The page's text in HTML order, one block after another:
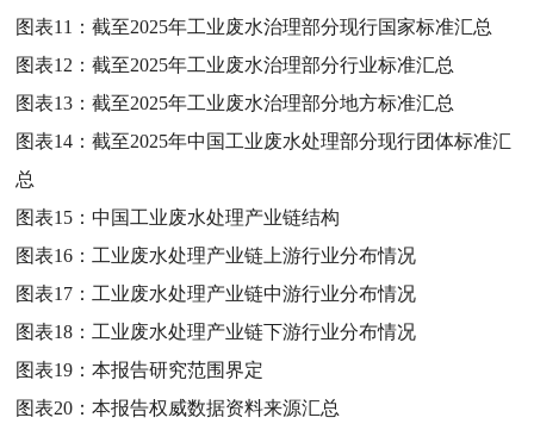
图表11：截至2025年工业废水治理部分现行国家标准汇总
图表12：截至2025年工业废水治理部分行业标准汇总
图表13：截至2025年工业废水治理部分地方标准汇总
图表14：截至2025年中国工业废水处理部分现行团体标准汇
总
图表15：中国工业废水处理产业链结构
图表16： 工业废水处理产业链上游行业分布情况
图表17： 工业废水处理产业链中游行业分布情况
图表18： 工业废水处理产业链下游行业分布情况
图表19：本报告研究范围界定
图表20：本报告权威数据资料来源汇总